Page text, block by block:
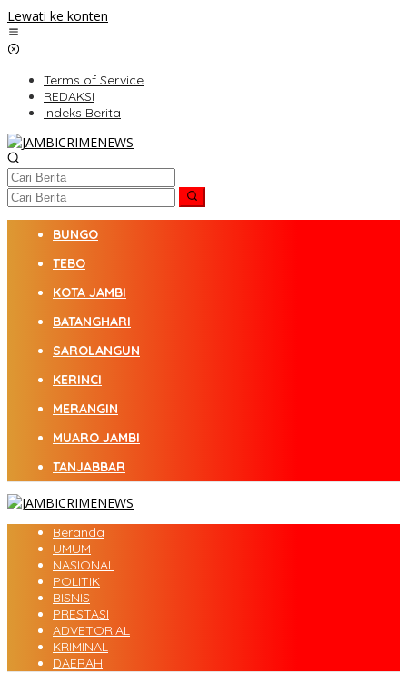
Lewati ke konten
Terms of Service
REDAKSI
Indeks Berita
BUNGO
TEBO
KOTA JAMBI
BATANGHARI
SAROLANGUN
KERINCI
MERANGIN
MUARO JAMBI
TANJABBAR
Beranda
UMUM
NASIONAL
POLITIK
BISNIS
PRESTASI
ADVETORIAL
KRIMINAL
DAERAH